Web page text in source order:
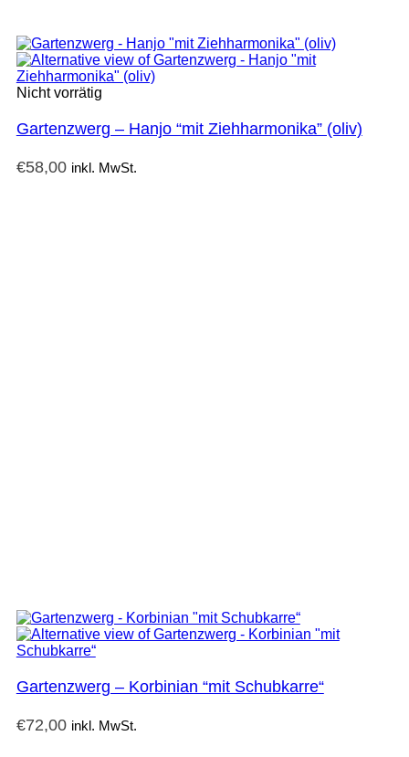
Nicht vorrätig
Gartenzwerg – Hanjo “mit Ziehharmonika” (oliv)
€58,00 inkl. MwSt.
Gartenzwerg – Korbinian “mit Schubkarre“
€72,00 inkl. MwSt.